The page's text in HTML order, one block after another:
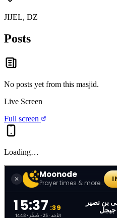
JIJEL, DZ
Posts
No posts yet from this masjid.
Live Screen
Full screen
Loading…